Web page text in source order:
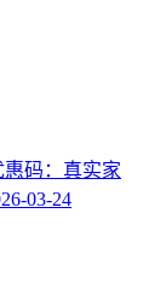
惠码：真实家
03-24